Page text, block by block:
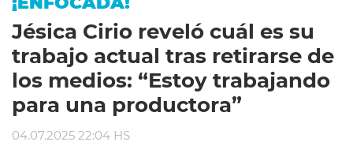
Jésica Cirio reveló cuál es su
trabajo actual tras retirarse de
los medios: “Estoy trabajando
para una productora”
04.07.2025 22:04 HS